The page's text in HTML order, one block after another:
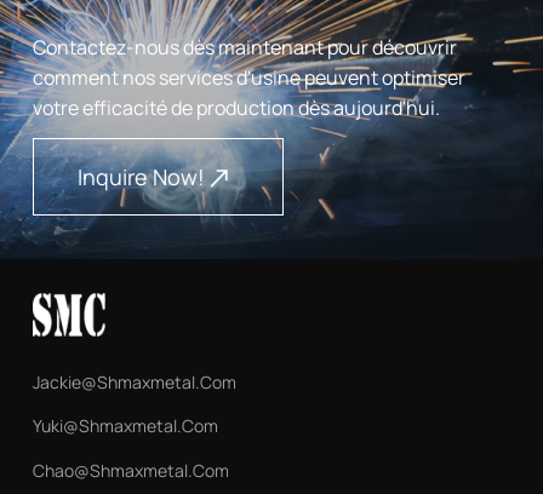
Contactez-nous dès maintenant pour découvrir
comment nos services d'usine peuvent optimiser
votre efficacité de production dès aujourd'hui.
Inquire Now!
Jackie@shmaxmetal.com
Yuki@shmaxmetal.com
Chao@shmaxmetal.com